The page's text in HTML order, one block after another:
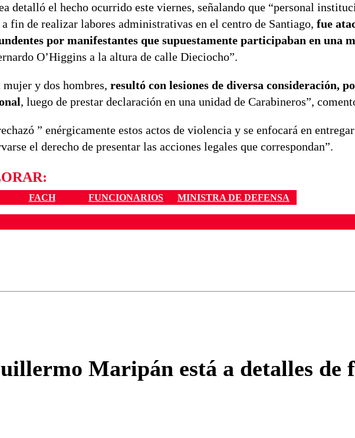
detalló el hecho ocurrido este viernes, señalando que “personal
fin de realizar labores administrativas en el centro de Santiago, fue
por manifestantes que supuestamente participaban en una
O’Higgins a la altura de calle Dieciocho”.
y dos hombres, resultó con lesiones de diversa consideración,
, luego de prestar declaración en una unidad de Carabineros”,
” enérgicamente estos actos de violencia y se enfocará en
el derecho de presentar las acciones legales que correspondan”.
FACH FUNCIONARIOS MINISTRA DE DEFENSA
Maripán está a detalles de